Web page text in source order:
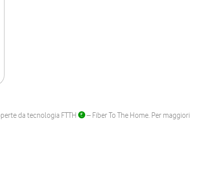
da tecnologia FTTH
– Fiber To The Home. Per maggiori